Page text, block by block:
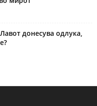
донесува одлука,